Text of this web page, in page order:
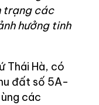
trạng các
hưởng tinh
Thái Hà, có
đất số 5A-
các